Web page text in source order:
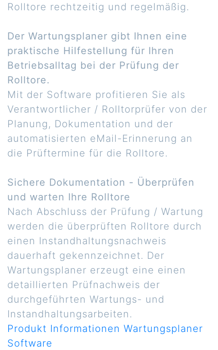
Rolltore rechtzeitig und regelmäßig.
Der Wartungsplaner gibt Ihnen eine
praktische Hilfestellung für Ihren
Betriebsalltag bei der Prüfung der
Rolltore.
Mit der Software profitieren Sie als
Verantwortlicher / Rolltorprüfer von der
Planung, Dokumentation und der
automatisierten eMail-Erinnerung an
die Prüftermine für die Rolltore.
Sichere Dokumentation - Überprüfen
und warten Ihre Rolltore
Nach Abschluss der Prüfung / Wartung
werden die überprüften Rolltore durch
einen Instandhaltungsnachweis
dauerhaft gekennzeichnet. Der
Wartungsplaner erzeugt eine einen
detaillierten Prüfnachweis der
durchgeführten Wartungs- und
Instandhaltungsarbeiten.
Produkt Informationen Wartungsplaner
Software